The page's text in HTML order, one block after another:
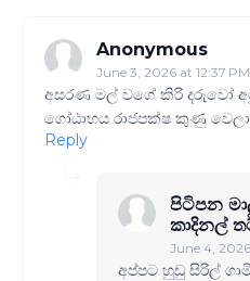
Anonymous
June 3, 2026 at 12:37 PM
අසරණ මල් වගේ කිරි දරුවෝ
ගෝඨාභය රාජපක්ෂ කුණු
Reply
පිටිපන
කාදිනල්
June 4,
අප්පට හුඩු සිරිල්